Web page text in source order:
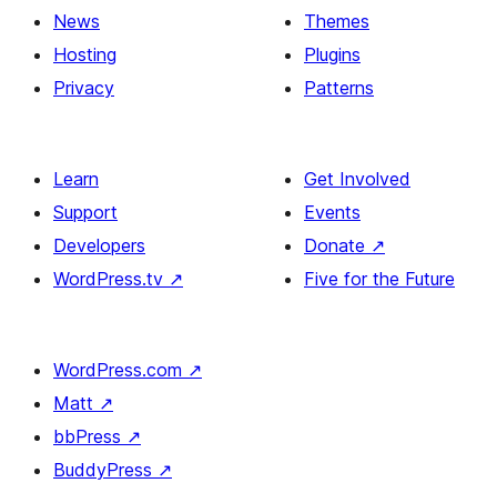
News
Hosting
Privacy
Themes
Plugins
Patterns
Learn
Support
Developers
WordPress.tv ↗
Get Involved
Events
Donate ↗
Five for the Future
WordPress.com ↗
Matt ↗
bbPress ↗
BuddyPress ↗